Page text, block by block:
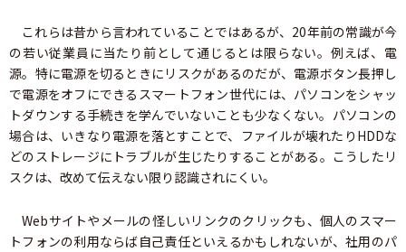
これらは昔から言われていることではあるが、20年前の常識が今
の若い従業員に当たり前として通じるとは限らない。例えば、電
源。特に電源を切るときにリスクがあるのだが、電源ボタン長押し
で電源をオフにできるスマートフォン世代には、パソコンをシャッ
トダウンする手続きを学んでいないことも少なくない。パソコンの
場合は、いきなり電源を落とすことで、ファイルが壊れたりHDDな
どのストレージにトラブルが生じたりすることがある。こうしたリ
スクは、改めて伝えない限り認識されにくい。
Webサイトやメールの怪しいリンクのクリックも、個人のスマー
トフォンの利用ならば自己責任といえるかもしれないが、社用のパ